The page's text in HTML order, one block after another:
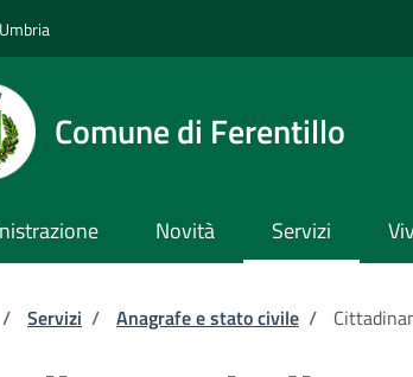
Comune di Ferentillo
Novità Servizi
di pane
/ Servizi / Anagrafe e stato civile /